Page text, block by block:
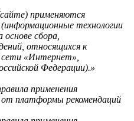
применяются
технологии
сбора,
относящихся к
сети «Интернет»,
Федерации).»
применения
от платформы рекомендаций